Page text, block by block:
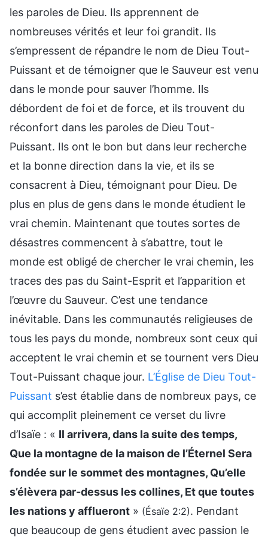
les paroles de Dieu. Ils apprennent de
nombreuses vérités et leur foi grandit. Ils
s’empressent de répandre le nom de Dieu Tout-
Puissant et de témoigner que le Sauveur est venu
dans le monde pour sauver l’homme. Ils
débordent de foi et de force, et ils trouvent du
réconfort dans les paroles de Dieu Tout-
Puissant. Ils ont le bon but dans leur recherche
et la bonne direction dans la vie, et ils se
consacrent à Dieu, témoignant pour Dieu. De
plus en plus de gens dans le monde étudient le
vrai chemin. Maintenant que toutes sortes de
désastres commencent à s’abattre, tout le
monde est obligé de chercher le vrai chemin, les
traces des pas du Saint-Esprit et l’apparition et
l’œuvre du Sauveur. C’est une tendance
inévitable. Dans les communautés religieuses de
tous les pays du monde, nombreux sont ceux qui
acceptent le vrai chemin et se tournent vers Dieu
Tout-Puissant chaque jour. L’Église de Dieu Tout-
Puissant s’est établie dans de nombreux pays, ce
qui accomplit pleinement ce verset du livre
d’Isaïe : « Il arrivera, dans la suite des temps,
Que la montagne de la maison de l’Éternel Sera
fondée sur le sommet des montagnes, Qu’elle
s’élèvera par-dessus les collines, Et que toutes
les nations y afflueront » (Ésaïe 2:2). Pendant
que beaucoup de gens étudient avec passion le